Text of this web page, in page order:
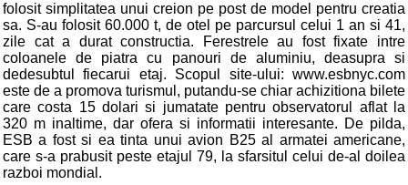
folosit simplitatea unui creion pe post de model pentru creatia
sa. S-au folosit 60.000 t, de otel pe parcursul celui 1 an si 41,
zile cat a durat constructia. Ferestrele au fost fixate intre
coloanele de piatra cu panouri de aluminiu, deasupra si
dedesubtul fiecarui etaj. Scopul site-ului: www.esbnyc.com
este de a promova turismul, putandu-se chiar achizitiona bilete
care costa 15 dolari si jumatate pentru observatorul aflat la
320 m inaltime, dar ofera si informatii interesante. De pilda,
ESB a fost si ea tinta unui avion B25 al armatei americane,
care s-a prabusit peste etajul 79, la sfarsitul celui de-al doilea
razboi mondial.